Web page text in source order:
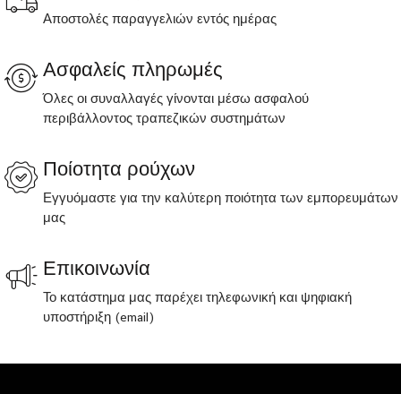
Αποστολές παραγγελιών εντός ημέρας
Ασφαλείς πληρωμές
Όλες οι συναλλαγές γίνονται μέσω ασφαλού
περιβάλλοντος τραπεζικών συστημάτων
Ποίοτητα ρούχων
Εγγυόμαστε για την καλύτερη ποιότητα των εμπορευμάτων
μας
Επικοινωνία
Το κατάστημα μας παρέχει τηλεφωνική και ψηφιακή
υποστήριξη (email)